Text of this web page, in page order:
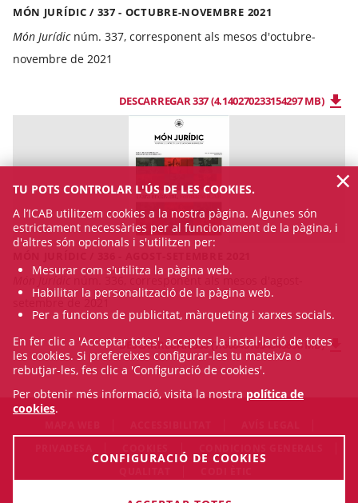
MÓN JURÍDIC / 337 - OCTUBRE-NOVEMBRE 2021
Món Jurídicnúm. 337, corresponent als mesos d'octubre-
novembre de 2021
DESCARREGAR 337 (4.140270233154297 MB)
núm. 336, corresponent als mesos d'agost-
setembre de 2021
DESCARREGAR 336 (7.606451034545898 MB)
TU POTS CONTROLAR L'ÚS DE LES COOKIES.
A l’ICAB utilitzem cookies a la nostra pàgina. Algunes són
estrictament necessàries per al funcionament de la pàgina, i
d'altres són opcionals i s'utilitzen per:
Mesurar com s'utilitza la pàgina web.
Habilitar la personalització de la pàgina web.
Per a funcions de publicitat, màrqueting i xarxes socials.
En fer clic a 'Acceptar totes', acceptes la instal·lació de totes
les cookies. Si prefereixes configurar-les tu mateix/a o
rebutjar-les, fes clic a 'Configuració de cookies'.
Per obtenir més informació, visita la nostra política de
cookies.
CONFIGURACIÓ DE COOKIES
×